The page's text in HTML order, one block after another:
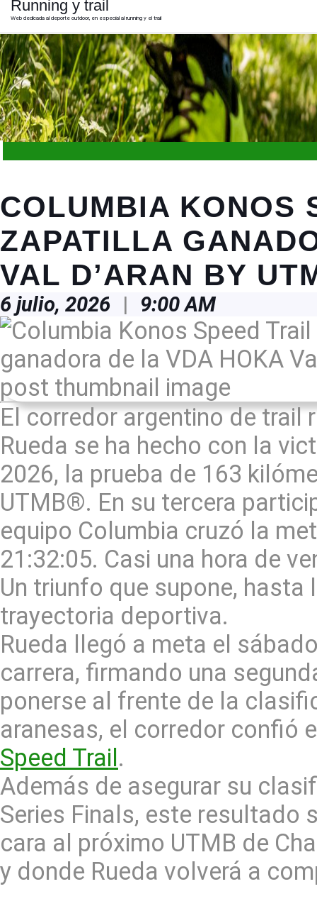
SkipRunning y trail
Web dedicada al deporte outdoor, en especial al running y el trail
COLUMBIA KONOS
ZAPATILLA
VAL D’ARAN BY
6 julio, 2026 2026| 9:00 AM
El corredor argentino de trail
Rueda se ha hecho con la
2026, la prueba de 163
UTMB®. En su tercera
equipo Columbia cruzó la
21:32:05. Casi una hora de
Un triunfo que supone,
trayectoria deportiva.
Rueda llegó a meta el
carrera, firmando una
ponerse al frente de la
aranesas, el corredor confió
Speed Trail .
Además de asegurar su
Series Finals, este resultado
cara al próximo UTMB de
y donde Rueda volverá a